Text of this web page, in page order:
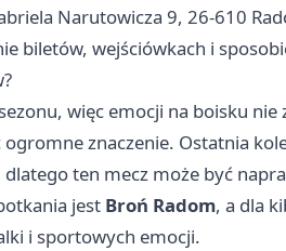
Narutowicza 9, 26-610
biletów, wejściówkach i
więc emocji na boisku
znaczenie. Ostatnia
dlatego ten mecz może być
jest Broń Radom, a dla
i sportowych emocji.